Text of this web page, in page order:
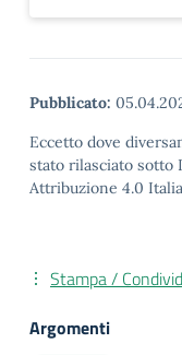
Pubblicato:
Eccetto dove
stato rilasciato sotto
Attribuzione 4.0
Stampa /
Argomenti